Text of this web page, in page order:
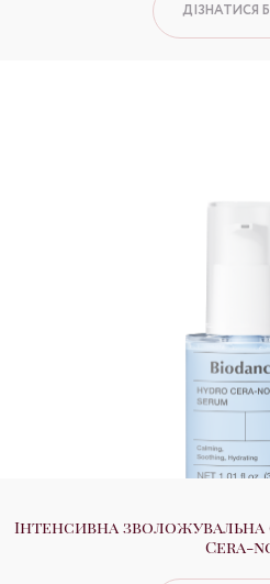
ДІЗНАТИСЯ
Інтенсивна
Cera-